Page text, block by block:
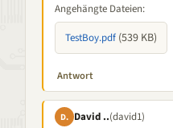
Angehängte Dateien:
TestBoy.pdf (539 KB)
Antwort
D. David ..(david1)